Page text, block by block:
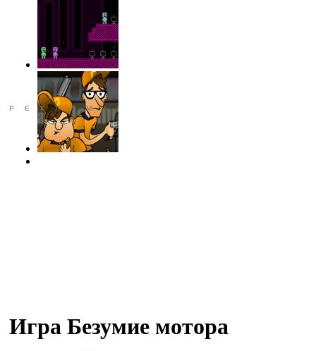
РЕКЛАМА
Игра Безумие мотора